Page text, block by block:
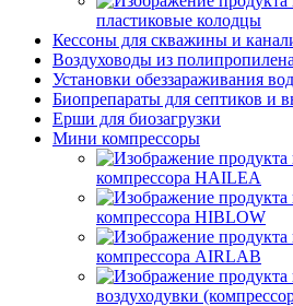
пластиковые колодцы
Кессоны для скважины и
Воздуховоды из полипропилена
Установки обеззараживания
Биопрепараты для септиков и
Ерши для биозагрузки
Мини компрессоры
компрессора HAILEA
компрессора HIBLOW
компрессора AIRLAB
воздуходувки